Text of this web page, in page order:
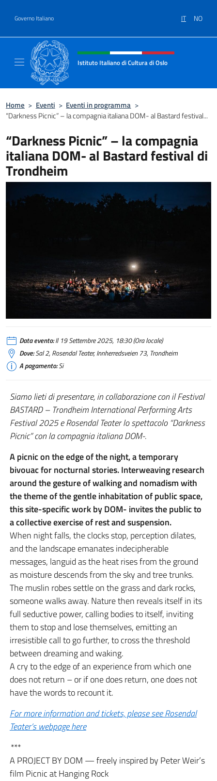
Governo Italiano IT NO
Intestazione sito, social e menù
Istituto Italiano di Cultura di Oslo
Home > Eventi > Eventi in programma >
“Darkness Picnic” – la compagnia italiana DOM- al Bastard festival...
“Darkness Picnic” – la compagnia
italiana DOM- al Bastard festival di
Trondheim
Data evento:Il 19 Settembre 2025, 18:30 (Ora locale)
Dove:Sal 2, Rosendal Teater, Innherredsveien 73, Trondheim
A pagamento:Si
Siamo lieti di presentare, in collaborazione con il Festival
BASTARD – Trondheim International Performing Arts
Festival 2025 e Rosendal Teater lo spettacolo “Darkness
Picnic” con la compagnia italiana DOM-.
A picnic on the edge of the night, a temporary
bivouac for nocturnal stories. Interweaving research
around the gesture of walking and nomadism with
the theme of the gentle inhabitation of public space,
this site-specific work by DOM- invites the public to
a collective exercise of rest and suspension.
When night falls, the clocks stop, perception dilates,
and the landscape emanates indecipherable
messages, languid as the heat rises from the ground
as moisture descends from the sky and tree trunks.
The muslin robes settle on the grass and dark rocks,
someone walks away. Nature then reveals itself in its
full seductive power, calling bodies to itself, inviting
them to stop and lose themselves, emitting an
irresistible call to go further, to cross the threshold
between dreaming and waking.
A cry to the edge of an experience from which one
does not return – or if one does return, one does not
have the words to recount it.
For more information and tickets, please see Rosendal
Teater’s webpage here
***
A PROJECT BY DOM — freely inspired by Peter Weir’s
film Picnic at Hanging Rock